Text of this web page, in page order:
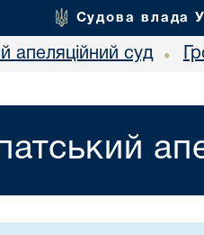
Судова влада
апеляційний суд •